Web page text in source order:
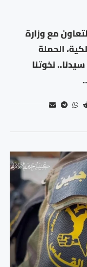
مع وزارة
الحملة
نخوتنا